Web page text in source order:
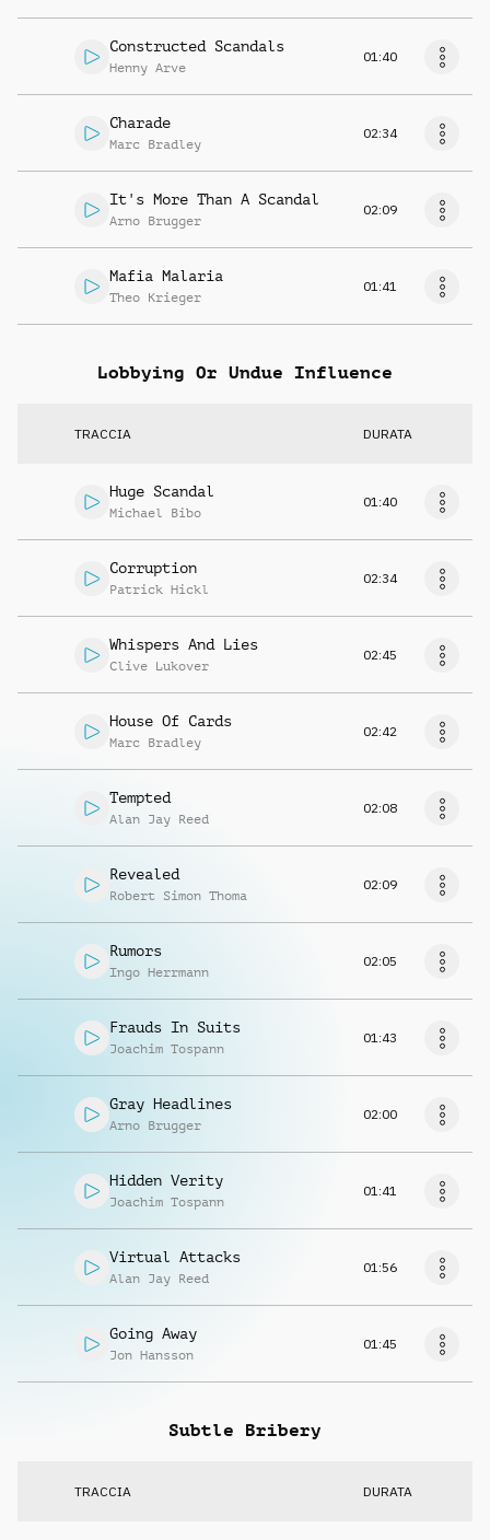
Constructed Scandals
Henny Arve
01:40
Charade
Marc Bradley
02:34
It's More Than A Scandal
Arno Brugger
02:09
Mafia Malaria
Theo Krieger
01:41
Lobbying Or Undue Influence
TRACCIA DURATA
Huge Scandal
Michael Bibo
01:40
Corruption
Patrick Hickl
02:34
Whispers And Lies
Clive Lukover
02:45
House Of Cards
Marc Bradley
02:42
Tempted
Alan Jay Reed
02:08
Revealed
Robert Simon Thoma
02:09
Rumors
Ingo Herrmann
02:05
Frauds In Suits
Joachim Tospann
01:43
Gray Headlines
Arno Brugger
02:00
Hidden Verity
Joachim Tospann
01:41
Virtual Attacks
Alan Jay Reed
01:56
Going Away
Jon Hansson
01:45
Subtle Bribery
TRACCIA DURATA